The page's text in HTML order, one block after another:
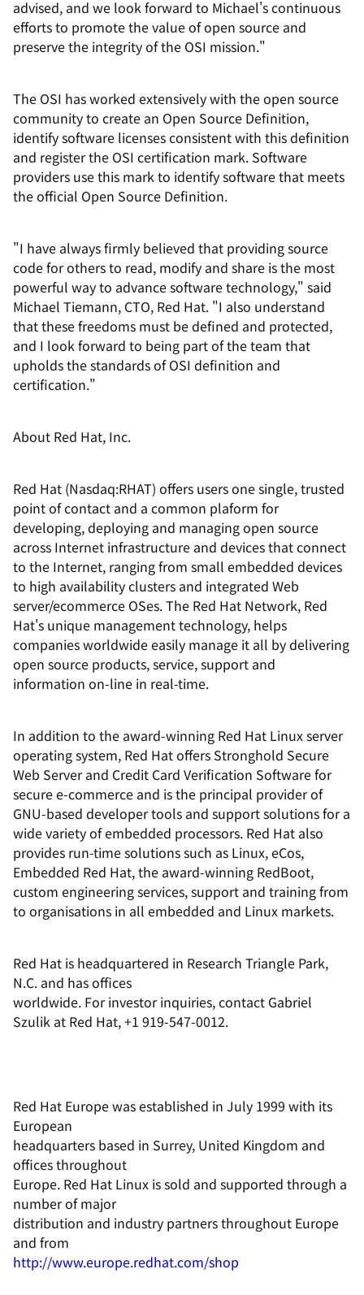
advised, and we look forward to Michael's continuous
efforts to promote the value of open source and
preserve the integrity of the OSI mission."
The OSI has worked extensively with the open source
community to create an Open Source Definition,
identify software licenses consistent with this definition
and register the OSI certification mark. Software
providers use this mark to identify software that meets
the official Open Source Definition.
"I have always firmly believed that providing source
code for others to read, modify and share is the most
powerful way to advance software technology," said
Michael Tiemann, CTO, Red Hat. "I also understand
that these freedoms must be defined and protected,
and I look forward to being part of the team that
upholds the standards of OSI definition and
certification."
About Red Hat, Inc.
Red Hat (Nasdaq:RHAT) offers users one single, trusted
point of contact and a common plaform for
developing, deploying and managing open source
across Internet infrastructure and devices that connect
to the Internet, ranging from small embedded devices
to high availability clusters and integrated Web
server/ecommerce OSes. The Red Hat Network, Red
Hat's unique management technology, helps
companies worldwide easily manage it all by delivering
open source products, service, support and
information on-line in real-time.
In addition to the award-winning Red Hat Linux server
operating system, Red Hat offers Stronghold Secure
Web Server and Credit Card Verification Software for
secure e-commerce and is the principal provider of
GNU-based developer tools and support solutions for a
wide variety of embedded processors. Red Hat also
provides run-time solutions such as Linux, eCos,
Embedded Red Hat, the award-winning RedBoot,
custom engineering services, support and training from
to organisations in all embedded and Linux markets.
Red Hat is headquartered in Research Triangle Park,
N.C. and has offices
worldwide. For investor inquiries, contact Gabriel
Szulik at Red Hat, +1 919-547-0012.
Red Hat Europe was established in July 1999 with its
European
headquarters based in Surrey, United Kingdom and
offices throughout
Europe. Red Hat Linux is sold and supported through a
number of major
distribution and industry partners throughout Europe
and from
http://www.europe.redhat.com/shop